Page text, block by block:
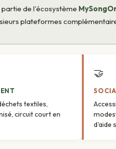
partie de l'écosystème
plateformes
textiles,
circuit court en
🤝
d'aide